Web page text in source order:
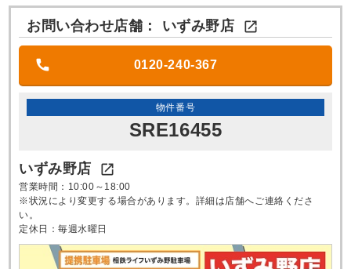
お問い合わせ店舗： いずみ野店 
0120-240-367
物件番号
SRE16455
いずみ野店 
営業時間：10:00～18:00
※状況により変更する場合があります。詳細は店舗へご連絡くださ
い。
定休日：毎週水曜日